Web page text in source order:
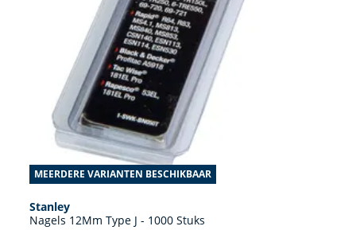
MEERDERE VARIANTEN BESCHIKBAAR
Stanley
Nagels 12Mm Type J - 1000 Stuks